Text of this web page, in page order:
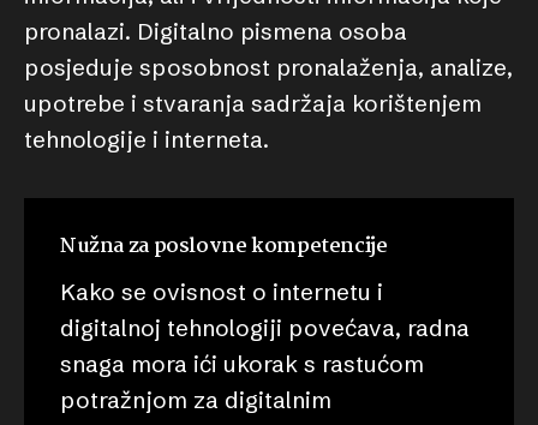
pronalazi. Digitalno pismena osoba
posjeduje sposobnost pronalaženja, analize,
upotrebe i stvaranja sadržaja korištenjem
tehnologije i interneta.
Nužna za poslovne kompetencije
Kako se ovisnost o internetu i
digitalnoj tehnologiji povećava, radna
snaga mora ići ukorak s rastućom
potražnjom za digitalnim